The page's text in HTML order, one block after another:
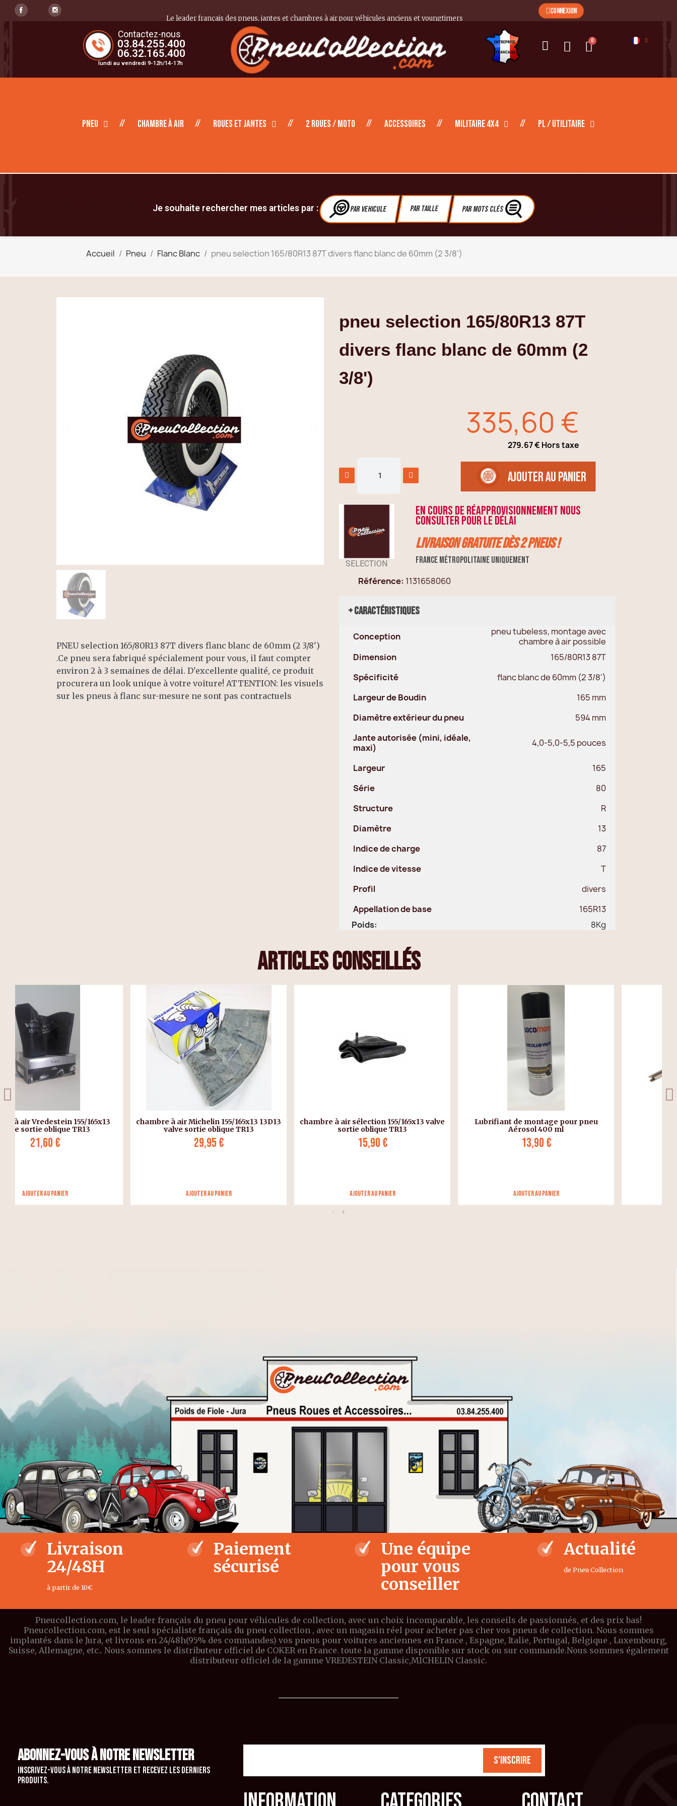
Le leader français des pneus, jantes et chambres à air pour véhicules anciens et youngtimers
CONNEXION
Contactez-nous
03.84.255.400
06.32.165.400
lundi au vendredi 9-12h/14-17h
Pneu Chambre à air Roues et Jantes 2 roues / moto Accessoires Militaire 4X4 PL / Utilitaire
Je souhaite rechercher mes articles par : Par vehicule Par Taille Par Mots clés
Accueil Pneu Flanc Blanc pneu selection 165/80R13 87T divers flanc blanc de 60mm (2 3/8')
PNEU selection 165/80R13 87T divers flanc blanc de 60mm (2 3/8')
.Ce pneu sera fabriqué spécialement pour vous, il faut compter
environ 2 à 3 semaines de délai. D'excellente qualité, ce produit
procurera un look unique à votre voiture! ATTENTION: les visuels
sur les pneus à flanc sur-mesure ne sont pas contractuels
pneu selection 165/80R13 87T
divers flanc blanc de 60mm (2
3/8')
335,60 €
279,67 € Hors taxe
AJOUTER AU PANIER
SELECTION
En cours de réapprovisionnement nous
consulter pour le délai
Livraison GRATUITE dès 2 pneus !
France métropolitaine uniquement
Référence 1131658060
+ Caractéristiques
Conception
pneu tubeless, montage avec
chambre à air possible
Dimension
165/80R13 87T
Spécificité
flanc blanc de 60mm (2 3/8')
Largeur de Boudin
165 mm
Diamètre extérieur du pneu
594 mm
Jante autorisée (mini, idéale,
maxi)
4,0-5,0-5,5 pouces
Largeur
165
Série
80
Structure
R
Diamètre
13
Indice de charge
87
Indice de vitesse
T
Profil
divers
Appellation de base
165R13
Poids:
8Kg
articles conseillés
chambre à air Michelin 155/165x13 13D13
valve sortie oblique TR13
chambre à air sélection 155/165x13 valve
sortie oblique TR13
Lubrifiant de montage pour pneu
Aérosol 400 ml
Dévisse obus
Livraison
24/48H
à partir de 10€
Paiement
sécurisé
Une équipe
pour vous
conseiller
Actualité
de Pneu Collection
Pneucollection.com, le leader français du pneu pour véhicules de collection, avec un choix incomparable, les conseils de passionnés, et des prix bas!
Pneucollection.com, est le seul spécialiste français du pneu collection , avec un magasin réel pour acheter pas cher vos pneus de collection. Nous sommes
implantés dans le Jura, et livrons en 24/48h(95% des commandes) vos pneus pour voitures anciennes en France , Espagne, Italie, Portugal, Belgique , Luxembourg,
Suisse, Allemagne, etc.. Nous sommes le distributeur officiel de COKER en France. toute la gamme disponible sur stock ou sur commande.Nous sommes également
distributeur officiel de la gamme VREDESTEIN Classic,MICHELIN Classic.
ABONNEZ-VOUS À NOTRE NEWSLETTER
Inscrivez-vous à notre newsletter et recevez les derniers
produits.
S'inscrire